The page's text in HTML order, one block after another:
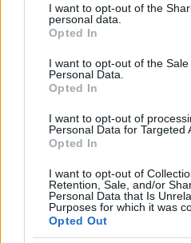
not limited to your visit or usage
grant or deny consent to
use your data for below
consent section.
I want to opt-out of the
personal data.
Opted In
I want to opt-out of the
Personal Data.
Opted In
I want to opt-out of
Personal Data for Targeted
Opted In
I want to opt-out of
Retention, Sale, and/or
Personal Data that Is
Purposes for which it was
Opted Out
9 éve
"Ma már szinte minden
ragasztásokkal távozik a
Tényleg mindenre jó?
9 éve
"Most egy szakember
infót megtudhatsz"